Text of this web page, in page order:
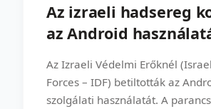
Az izraeli hadsereg
az Android
Az Izraeli Védelmi Erőknél
Forces – IDF) betiltották az
szolgálati használatát. A